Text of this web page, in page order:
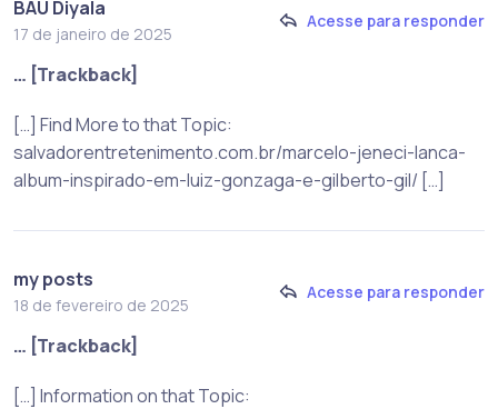
BAU Diyala
17 de janeiro de 2025
Acesse para responder
… [Trackback]
[…] Find More to that Topic:
salvadorentretenimento.com.br/marcelo-jeneci-lanca-
album-inspirado-em-luiz-gonzaga-e-gilberto-gil/ […]
my posts
18 de fevereiro de 2025
Acesse para responder
… [Trackback]
[…] Information on that Topic: